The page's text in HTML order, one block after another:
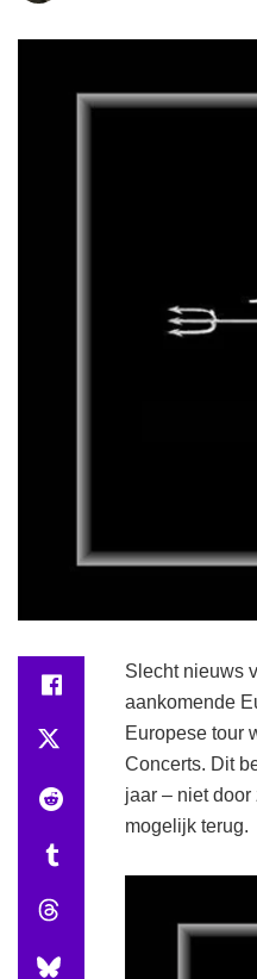
Slecht nieuws
aankomende
Europese tour
Concerts. Dit
jaar – niet
mogelijk terug.